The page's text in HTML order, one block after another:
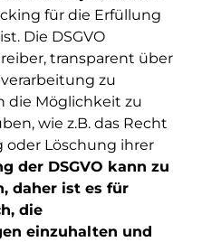
für die Erfüllung
Die DSGVO
transparent über
zu
die Möglichkeit zu
wie z.B. das Recht
oder Löschung ihrer
der DSGVO kann zu
daher ist es für
die
einzuhalten und